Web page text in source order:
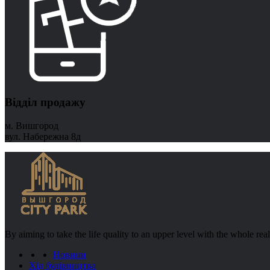
Відділ продажу
м. Вишгород
вул. Набережна 8д
By aiming to take the life quality to an upper level with the whole
Новини
Хід будівництва